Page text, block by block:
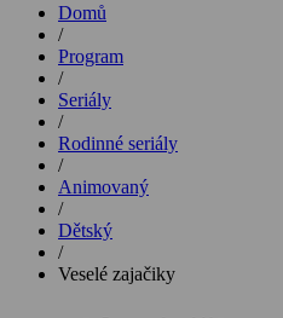
Domů
/
Program
/
Seriály
/
Rodinné seriály
/
Animovaný
/
Dětský
/
Veselé zajačiky